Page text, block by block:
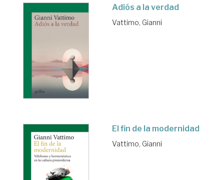
Adiós a la verdad
Vattimo, Gianni
El fin de la modernidad
Vattimo, Gianni